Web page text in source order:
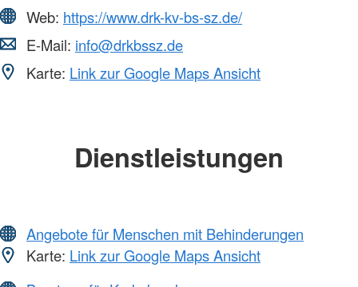
Web: https://www.drk-kv-bs-sz.de/
E-Mail: info@drkbssz.de
Karte: Link zur Google Maps Ansicht
Dienstleistungen
Angebote für Menschen mit Behinderungen
Karte: Link zur Google Maps Ansicht